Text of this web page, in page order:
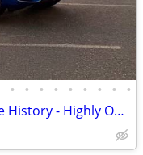
• • • • • • • • •
2023 BMW X5 M50i - Dealer Service History - Highly Optioned